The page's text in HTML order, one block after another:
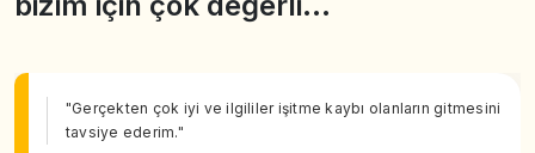
"Gerçekten çok iyi ve ilgililer işitme kaybı olanların gitmesini
tavsiye ederim."